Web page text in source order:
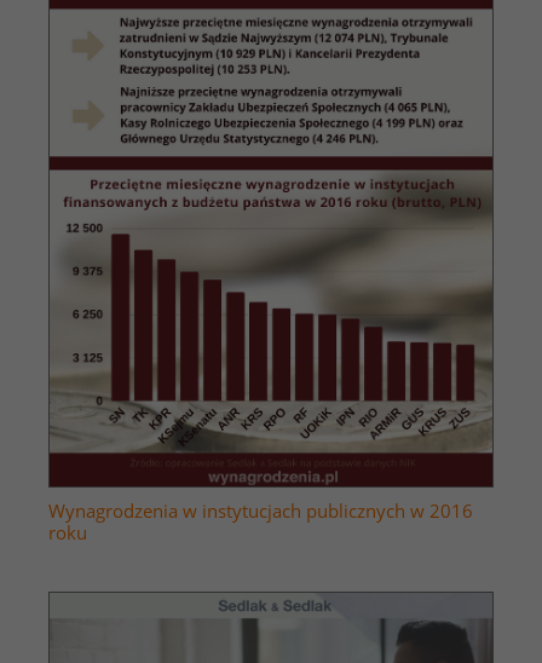
Wynagrodzenia w instytucjach publicznych w 2016
roku